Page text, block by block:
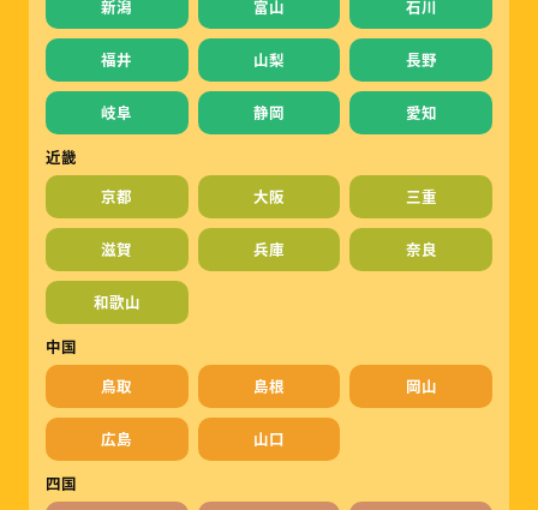
新潟
富山 石川
福井 山梨 長野
岐阜 静岡
愛知
近畿
京都
大阪 三重
滋賀 兵庫 奈良
和歌山
中国
鳥取
島根 岡山
広島
山口
四国